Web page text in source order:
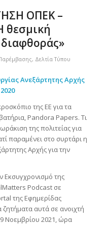
ΟΠΕΚ –
θεσμική
, Δελτία Τύπου
Ανεξάρτητης Αρχής
της ΕΕ για τα
Pandora Papers. Τι
της πολιτείας για
παραμένει στο συρτάρι η
Αρχής για την
Εκσυγχρονισμό της
Podcast σε
της Εφημερίδας
ζητήματα αυτά σε ανοιχτή
9 Νοεμβρίου 2021, ώρα